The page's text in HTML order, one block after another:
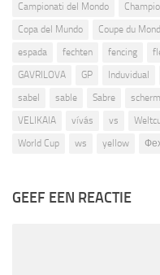
Campionati del Mondo
Copa del Mundo
Coupe du
espada
fechten fencing
GAVRILOVA
GP Induvidual
sabel
sable Sabre
VELIKAIA
vívás vs
World Cup
ws yellow
GEEF EEN REACTIE